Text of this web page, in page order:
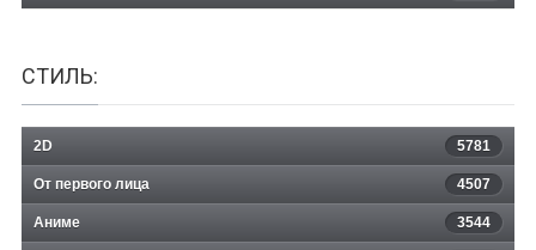
СТИЛЬ:
2D 5781
От первого лица 4507
Аниме 3544